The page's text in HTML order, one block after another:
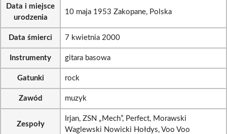
Data i miejsce
urodzenia
10 maja 1953 Zakopane, Polska
Data śmierci 7 kwietnia 2000
Instrumenty gitara basowa
Gatunki rock
Zawód muzyk
Zespoły
Irjan, ZSN „Mech”, Perfect, Morawski
Waglewski Nowicki Hołdys, Voo Voo